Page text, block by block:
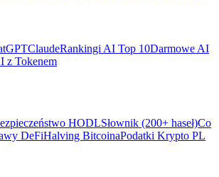
ClaudeRankingi AI Top 10Darmowe AI
z Tokenem
HODLSłownik (200+ haseł)Co
DeFiHalving BitcoinaPodatki Krypto PL